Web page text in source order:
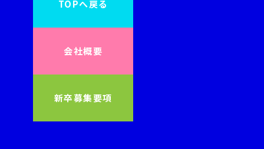
TOPへ戻る
会社概要
新卒募集要項